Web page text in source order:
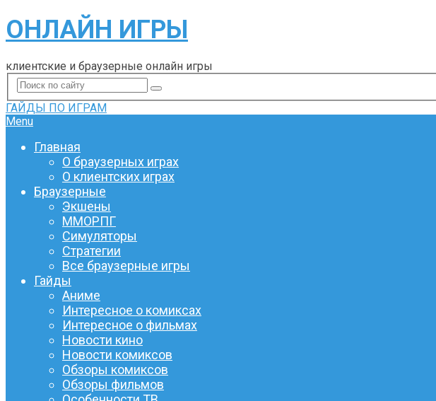
ОНЛАЙН ИГРЫ
клиентские и браузерные онлайн игры
ГАЙДЫ ПО ИГРАМ
Menu
Главная
О браузерных играх
О клиентских играх
Браузерные
Экшены
ММОРПГ
Симуляторы
Стратегии
Все браузерные игры
Гайды
Аниме
Интересное о комиксах
Интересное о фильмах
Новости кино
Новости комиксов
Обзоры комиксов
Обзоры фильмов